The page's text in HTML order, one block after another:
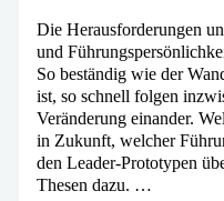
Die Herausforderungen
und
So bestän­dig wie der
ist, so schnell fol­gen
Veränderung ein­an­der.
in Zukunft, wel­cher
den Leader-Prototypen
Thesen dazu. …